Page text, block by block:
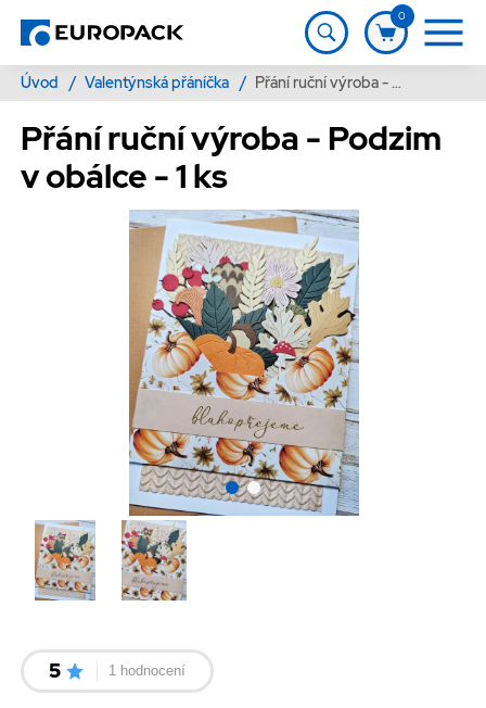
0
Úvod / Valentýnská přáníčka / Přání ruční výroba - Podzim v obálce - 1 ks
Přání ruční výroba - Podzim
v obálce - 1 ks
5 1 hodnocení